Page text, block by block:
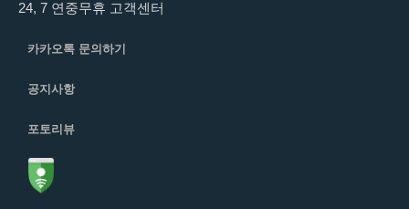
24, 7 연중무휴 고객센터
카카오톡 문의하기
공지사항
포토리뷰